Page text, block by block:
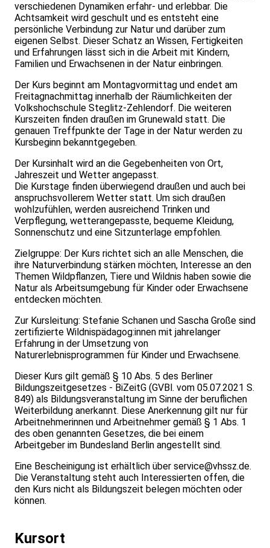
verschiedenen Dynamiken erfahr- und erlebbar. Die
Achtsamkeit wird geschult und es entsteht eine
persönliche Verbindung zur Natur und darüber zum
eigenen Selbst. Dieser Schatz an Wissen, Fertigkeiten
und Erfahrungen lässt sich in die Arbeit mit Kindern,
Familien und Erwachsenen in der Natur einbringen.
Der Kurs beginnt am Montagvormittag und endet am
Freitagnachmittag innerhalb der Räumlichkeiten der
Volkshochschule Steglitz-Zehlendorf. Die weiteren
Kurszeiten finden draußen im Grunewald statt. Die
genauen Treffpunkte der Tage in der Natur werden zu
Kursbeginn bekanntgegeben.
Der Kursinhalt wird an die Gegebenheiten von Ort,
Jahreszeit und Wetter angepasst.
Die Kurstage finden überwiegend draußen und auch bei
anspruchsvollerem Wetter statt. Um sich draußen
wohlzufühlen, werden ausreichend Trinken und
Verpflegung, wetterangepasste, bequeme Kleidung,
Sonnenschutz und eine Sitzunterlage empfohlen.
Zielgruppe: Der Kurs richtet sich an alle Menschen, die
ihre Naturverbindung stärken möchten, Interesse an den
Themen Wildpflanzen, Tiere und Wildnis haben sowie die
Natur als Arbeitsumgebung für Kinder oder Erwachsene
entdecken möchten.
Zur Kursleitung: Stefanie Schanen und Sascha Große sind
zertifizierte Wildnispädagog:innen mit jahrelanger
Erfahrung in der Umsetzung von
Naturerlebnisprogrammen für Kinder und Erwachsene.
Dieser Kurs gilt gemäß § 10 Abs. 5 des Berliner
Bildungszeitgesetzes - BiZeitG (GVBl. vom 05.07.2021 S.
849) als Bildungsveranstaltung im Sinne der beruflichen
Weiterbildung anerkannt. Diese Anerkennung gilt nur für
Arbeitnehmerinnen und Arbeitnehmer gemäß § 1 Abs. 1
des oben genannten Gesetzes, die bei einem
Arbeitgeber im Bundesland Berlin angestellt sind.
Eine Bescheinigung ist erhältlich über service@vhssz.de.
Die Veranstaltung steht auch Interessierten offen, die
den Kurs nicht als Bildungszeit belegen möchten oder
können.
Kursort